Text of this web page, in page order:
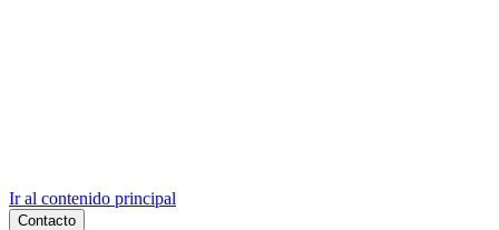
Ir al contenido principal
Contacto